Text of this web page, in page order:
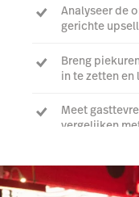
Analyseer de
gerichte
Breng
in te zetten
Meet
vergelijken